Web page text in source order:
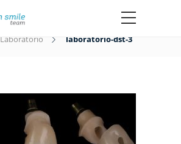
laboratorio-dst-3
Laboratorio laboratorio-dst-3